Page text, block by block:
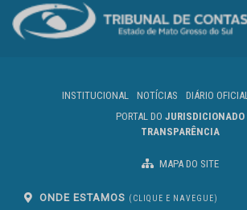
INSTITUCIONAL NOTÍCIAS DIÁRIO OFICIAL
PORTAL DO JURISDICIONADO
TRANSPARÊNCIA
MAPA DO SITE
ONDE ESTAMOS (CLIQUE E NAVEGUE)